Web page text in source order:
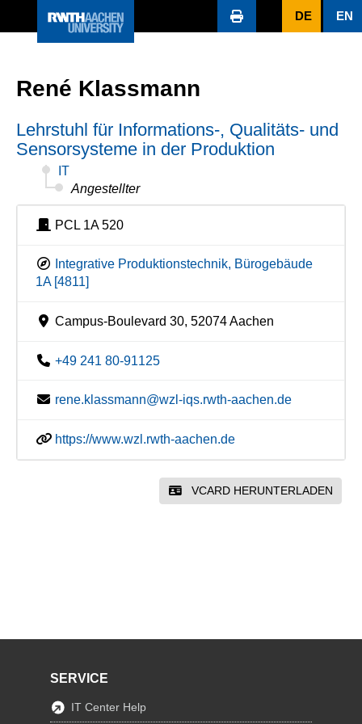
DE EN
René Klassmann
Lehrstuhl für Informations-, Qualitäts- und
Sensorsysteme in der Produktion
IT
Angestellter
PCL 1A 520
Integrative Produktionstechnik, Bürogebäude
1A [4811]
Campus-Boulevard 30, 52074 Aachen
+49 241 80-91125
rene.klassmann@wzl-iqs.rwth-aachen.de
https://www.wzl.rwth-aachen.de
VCARD HERUNTERLADEN
SERVICE
IT Center Help